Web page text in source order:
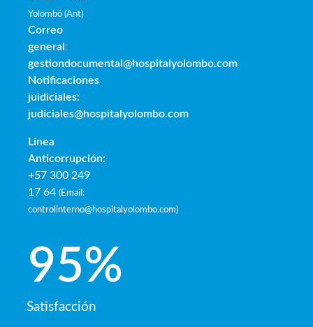
Yolombó (Ant)
Correo
general:
gestiondocumental@hospitalyolombo.com
Notificaciones
juidiciales:
judiciales@hospitalyolombo.com
Línea
Anticorrupción:
+57 300 249
17 64 (Email:
controlinterno@hospitalyolombo.com)
Satisfacción
95%